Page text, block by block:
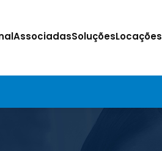
AssociadasSoluçõesLocações